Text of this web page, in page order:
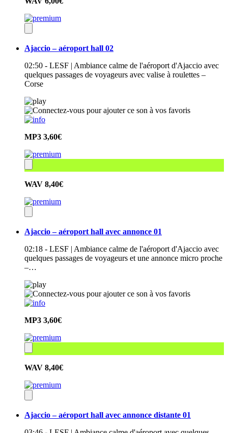
Ajaccio – aéroport hall 02
02:50 - LESF | Ambiance calme de l'aéroport d'Ajaccio avec
quelques passages de voyageurs avec valise à roulettes –
Corse
MP3 3,60€
WAV 8,40€
Ajaccio – aéroport hall avec annonce 01
02:18 - LESF | Ambiance calme de l'aéroport d'Ajaccio avec
quelques passages de voyageurs et une annonce micro proche
–…
MP3 3,60€
WAV 8,40€
Ajaccio – aéroport hall avec annonce distante 01